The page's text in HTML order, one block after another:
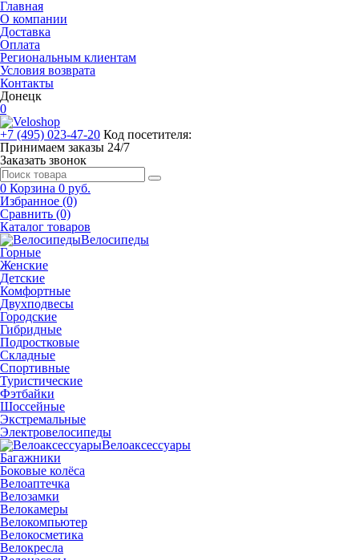
Главная
О компании
Доставка
Оплата
Региональным клиентам
Условия возврата
Контакты
Донецк
0
+7 (495) 023-47-20 Код посетителя:
Принимаем заказы 24/7
Заказать звонок
0 Корзина 0 руб.
Избранное (0)
Сравнить (0)
Каталог товаров
Велосипеды
Горные
Женские
Детские
Комфортные
Двухподвесы
Городские
Гибридные
Подростковые
Складные
Спортивные
Туристические
Фэтбайки
Шоссейные
Экстремальные
Электровелосипеды
Велоаксессуары
Багажники
Боковые колёса
Велоаптечка
Велозамки
Велокамеры
Велокомпьютер
Велокосметика
Велокресла